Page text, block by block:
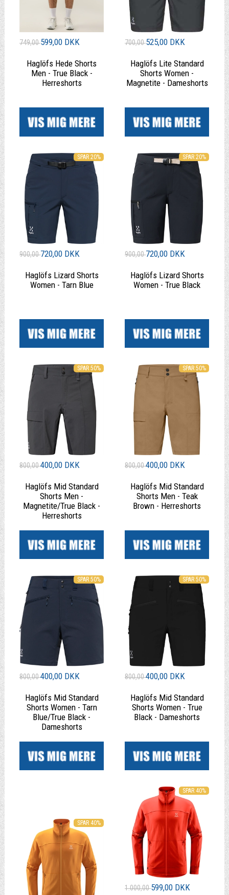
749,00599,00 DKK
Haglöfs Hede Shorts
Men - True Black -
Herreshorts
700,00525,00 DKK
Haglöfs Lite Standard
Shorts Women -
Magnetite - Dameshorts
SPAR 20%
900,00720,00 DKK
Haglöfs Lizard Shorts
Women - Tarn Blue
SPAR 20%
900,00720,00 DKK
Haglöfs Lizard Shorts
Women - True Black
SPAR 50%
800,00400,00 DKK
Haglöfs Mid Standard
Shorts Men -
Magnetite/True Black -
Herreshorts
SPAR 50%
800,00400,00 DKK
Haglöfs Mid Standard
Shorts Men - Teak
Brown - Herreshorts
SPAR 50%
800,00400,00 DKK
Haglöfs Mid Standard
Shorts Women - Tarn
Blue/True Black -
Dameshorts
SPAR 50%
800,00400,00 DKK
Haglöfs Mid Standard
Shorts Women - True
Black - Dameshorts
SPAR 40%
SPAR 40%
1.000,00599,00 DKK